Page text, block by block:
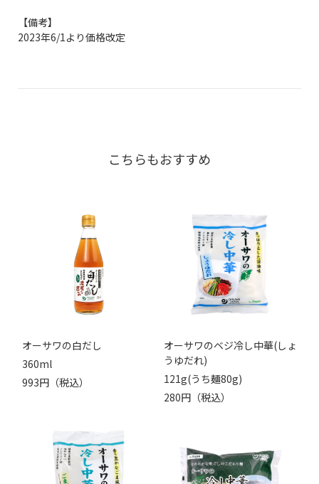
【備考】
2023年6/1より価格改定
こちらもおすすめ
オーサワの白だし
360ml
993円（税込）
オーサワのベジ冷し中華(しょ
うゆだれ)
121g(うち麺80g)
280円（税込）